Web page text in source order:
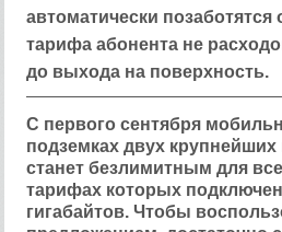
автоматически
тарифа абонента не
до выхода на поверхность.
С первого сентября
подземках двух
станет безлимитным для
тарифах которых
гигабайтов. Чтобы